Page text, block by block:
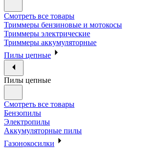
Смотреть все товары
Триммеры бензиновые и мотокосы
Триммеры электрические
Триммеры аккумуляторные
Пилы цепные
Пилы цепные
Смотреть все товары
Бензопилы
Электропилы
Аккумуляторные пилы
Газонокосилки